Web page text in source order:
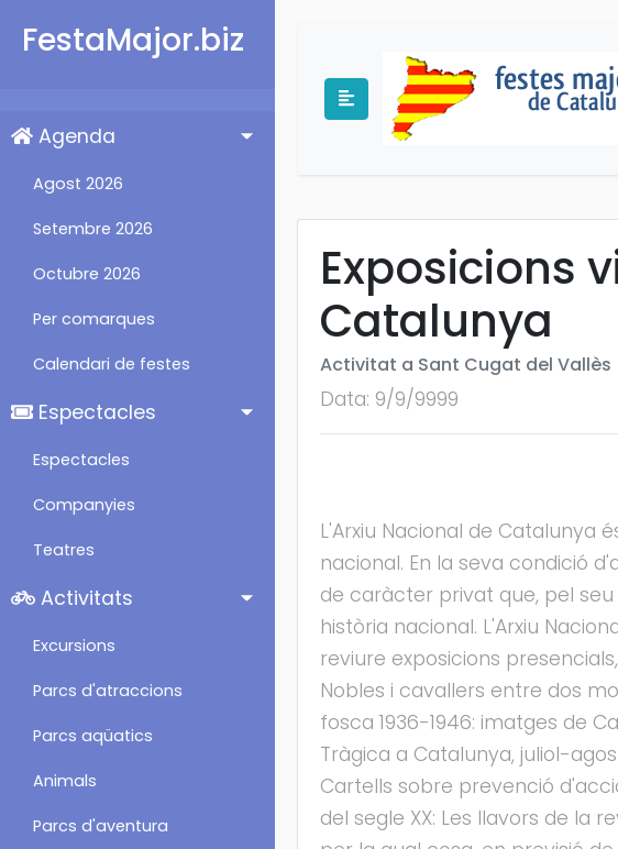
FestaMajor.biz
Agenda
Agost 2026
Setembre 2026
Octubre 2026
Per comarques
Calendari de festes
Espectacles
Espectacles
Companyies
Teatres
Activitats
Excursions
Parcs d'atraccions
Parcs aqüatics
Animals
Parcs d'aventura
Exposicions
Catalunya
Activitat a Sant Cugat del Vallès
Data: 9/9/9999
L'Arxiu Nacional de Catalunya
nacional. En la seva condició
de caràcter privat que, pel
història nacional. L'Arxiu
reviure exposicions
Nobles i cavallers entre dos
fosca 1936-1946: imatges de
Tràgica a Catalunya, juliol-
Cartells sobre prevenció
del segle XX: Les llavors de la